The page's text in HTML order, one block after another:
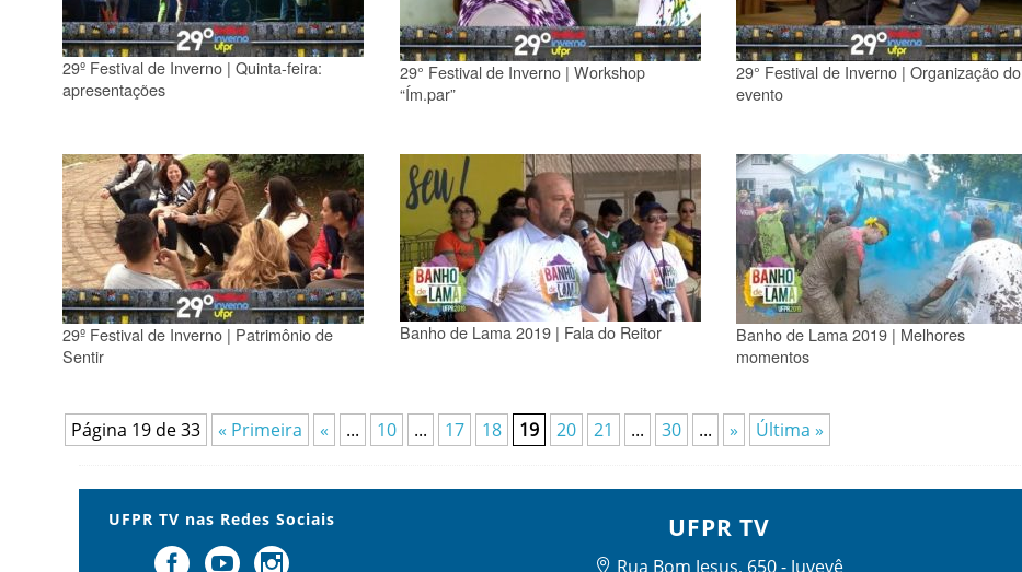
29º Festival de Inverno | Quinta-feira:
apresentações
29° Festival de Inverno | Workshop
“Ím.par”
29° Festival de Inverno | Organização do
evento
29º Festival de Inverno | Patrimônio de
Sentir
Banho de Lama 2019 | Fala do Reitor
Banho de Lama 2019 | Melhores
momentos
Página 19 de 33 « Primeira « ... 10 ... 17 18 19 20 21 ... 30 ... » Última »
UFPR TV nas Redes Sociais UFPR TV
Rua Bom Jesus, 650 - Juvevê